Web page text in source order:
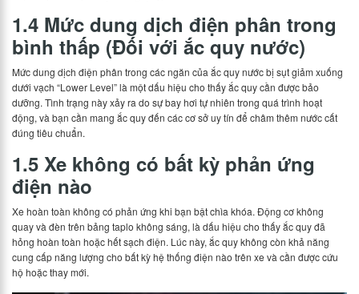
1.4 Mức dung dịch điện phân trong
bình thấp (Đối với ắc quy nước)
Mức dung dịch điện phân trong các ngăn của ắc quy nước bị sụt giảm xuống
dưới vạch “Lower Level” là một dấu hiệu cho thấy ắc quy cần được bảo
dưỡng. Tình trạng này xảy ra do sự bay hơi tự nhiên trong quá trình hoạt
động, và bạn cần mang ắc quy đến các cơ sở uy tín để châm thêm nước cất
đúng tiêu chuẩn.
1.5 Xe không có bất kỳ phản ứng
điện nào
Xe hoàn toàn không có phản ứng khi bạn bật chìa khóa. Động cơ không
quay và đèn trên bảng taplo không sáng, là dấu hiệu cho thấy ắc quy đã
hỏng hoàn toàn hoặc hết sạch điện. Lúc này, ắc quy không còn khả năng
cung cấp năng lượng cho bất kỳ hệ thống điện nào trên xe và cần được cứu
hộ hoặc thay mới.